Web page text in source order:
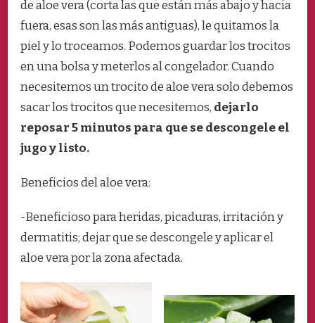
de aloe vera (corta las que están más abajo y hacia
fuera, esas son las más antiguas), le quitamos la
piel y lo troceamos. Podemos guardar los trocitos
en una bolsa y meterlos al congelador. Cuando
necesitemos un trocito de aloe vera solo debemos
sacar los trocitos que necesitemos, dejarlo
reposar 5 minutos para que se descongele el
jugo y listo.
Beneficios del aloe vera:
-Beneficioso para heridas, picaduras, irritación y
dermatitis; dejar que se descongele y aplicar el
aloe vera por la zona afectada.